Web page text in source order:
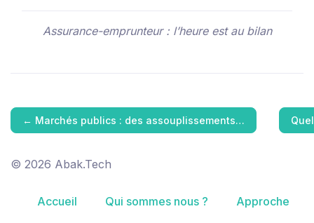
Assurance-emprunteur : l’heure est au bilan
← Marchés publics : des assouplissements…
© 2026 Abak.Tech
Accueil Qui sommes nous ? Approche